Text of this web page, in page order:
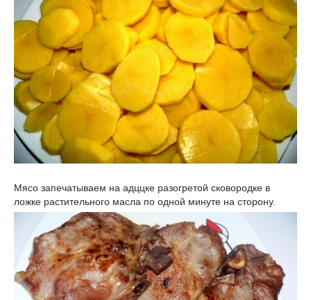
Мясо запечатываем на адццке разогретой сковородке в
ложке растительного масла по одной минуте на сторону.